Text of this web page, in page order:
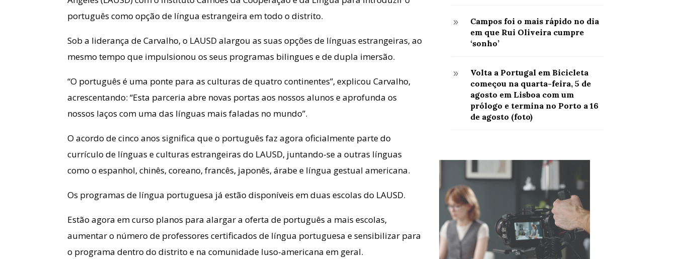
português como opção de língua estrangeira em todo o distrito.
Sob a liderança de Carvalho, o LAUSD alargou as suas opções de línguas estrangeiras, ao
mesmo tempo que impulsionou os seus programas bilingues e de dupla imersão.
“O português é uma ponte para as culturas de quatro continentes”, explicou Carvalho,
acrescentando: “Esta parceria abre novas portas aos nossos alunos e aprofunda os
nossos laços com uma das línguas mais faladas no mundo”.
O acordo de cinco anos significa que o português faz agora oficialmente parte do
currículo de línguas e culturas estrangeiras do LAUSD, juntando-se a outras línguas
como o espanhol, chinês, coreano, francês, japonês, árabe e língua gestual americana.
Os programas de língua portuguesa já estão disponíveis em duas escolas do LAUSD.
Estão agora em curso planos para alargar a oferta de português a mais escolas,
aumentar o número de professores certificados de língua portuguesa e sensibilizar para
o programa dentro do distrito e na comunidade luso-americana em geral.
9
Campos foi o mais rápido no dia
em que Rui Oliveira cumpre
‘sonho’
9
Volta a Portugal em Bicicleta
começou na quarta-feira, 5 de
agosto em Lisboa com um
prólogo e termina no Porto a 16
de agosto (foto)